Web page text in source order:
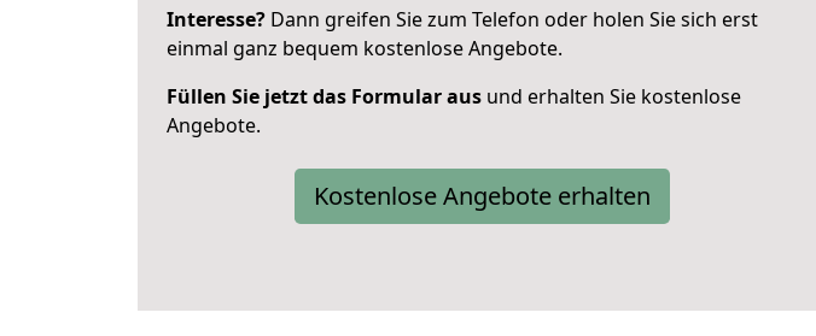
Interesse? Dann greifen Sie zum Telefon oder holen Sie sich erst
einmal ganz bequem kostenlose Angebote.
Füllen Sie jetzt das Formular aus und erhalten Sie kostenlose
Angebote.
Kostenlose Angebote erhalten